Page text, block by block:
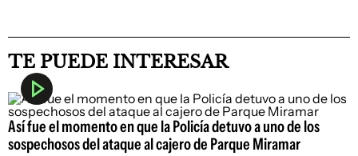
TE PUEDE INTERESAR
Así fue el momento en que la Policía detuvo a uno de los
sospechosos del ataque al cajero de Parque Miramar